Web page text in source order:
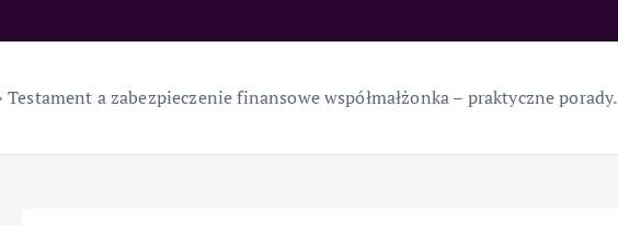
Testament a zabezpieczenie finansowe współmałżonka – praktyczne porady.